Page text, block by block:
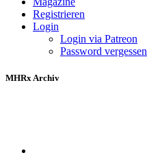
Registrieren
Login
Login via Patreon
Password vergessen
MHRx Archiv